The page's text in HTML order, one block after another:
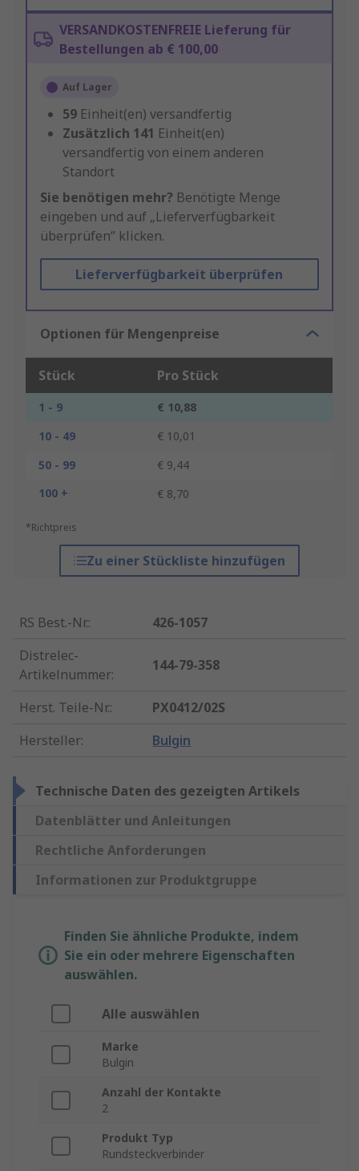
VERSANDKOSTENFREIE Lieferung für
Bestellungen ab € 100,00
Auf Lager
59 Einheit(en) versandfertig
Zusätzlich 141 Einheit(en)
versandfertig von einem anderen
Standort
Sie benötigen mehr? Benötigte Menge
eingeben und auf „Lieferverfügbarkeit
überprüfen“ klicken.
Lieferverfügbarkeit überprüfen
Optionen für Mengenpreise
Stück Pro Stück
1 - 9
€ 10,88
10 - 49
€ 10,01
50 - 99
€ 9,44
100 +
€ 8,70
*Richtpreis
Zu einer Stückliste hinzufügen
RS Best.-Nr.:
426-1057
Distrelec-
Artikelnummer:
144-79-358
Herst. Teile-Nr.:
PX0412/02S
Hersteller: Bulgin
Technische Daten des gezeigten Artikels
Datenblätter und Anleitungen
Rechtliche Anforderungen
Informationen zur Produktgruppe
Finden Sie ähnliche Produkte, indem
Sie ein oder mehrere Eigenschaften
auswählen.
Alle auswählen
Marke
Bulgin
Anzahl der Kontakte
2
Produkt Typ
Rundsteckverbinder